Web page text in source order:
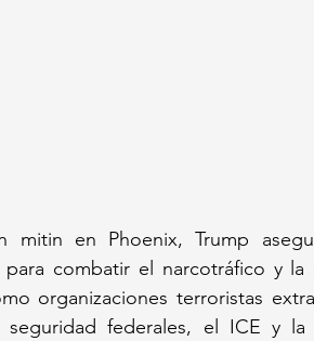
mitin en Phoenix, Trump
para combatir el narcotráfico y
organizaciones terroristas
seguridad federales, el ICE y